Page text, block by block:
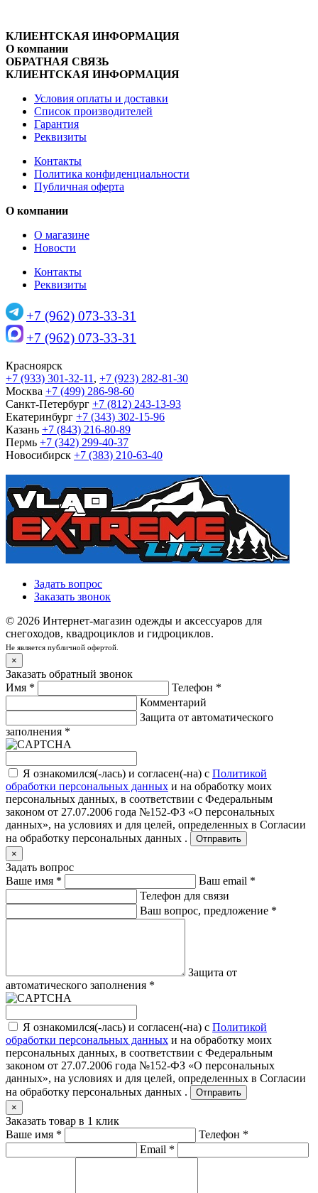
КЛИЕНТСКАЯ ИНФОРМАЦИЯ
О компании
ОБРАТНАЯ СВЯЗЬ
КЛИЕНТСКАЯ ИНФОРМАЦИЯ
Условия оплаты и доставки
Список производителей
Гарантия
Реквизиты
Контакты
Политика конфиденциальности
Публичная оферта
О компании
О магазине
Новости
Контакты
Реквизиты
+7 (962) 073-33-31
+7 (962) 073-33-31
Красноярск
+7 (933) 301-32-11 , +7 (923) 282-81-30
Москва +7 (499) 286-98-60
Санкт-Петербург +7 (812) 243-13-93
Екатеринбург +7 (343) 302-15-96
Казань +7 (843) 216-80-89
Пермь +7 (342) 299-40-37
Новосибирск +7 (383) 210-63-40
Задать вопрос
Заказать звонок
© 2026 Интернет-магазин одежды и аксессуаров для
снегоходов, квадроциклов и гидроциклов.
Не является публичной офертой.
×
Заказать обратный звонок
Имя * Телефон *
Комментарий
Защита от автоматического
заполнения *
Я ознакомился(-лась) и согласен(-на) с Политикой
обработки персональных данных и на обработку моих
персональных данных, в соответствии с Федеральным
законом от 27.07.2006 года №152-ФЗ «О персональных
данных», на условиях и для целей, определенных в Согласии
на обработку персональных данных .
Отправить
×
Задать вопрос
Ваше имя * Ваш email *
Телефон для связи
Ваш вопрос, предложение *
Защита от
автоматического заполнения *
Я ознакомился(-лась) и согласен(-на) с Политикой
обработки персональных данных и на обработку моих
персональных данных, в соответствии с Федеральным
законом от 27.07.2006 года №152-ФЗ «О персональных
данных», на условиях и для целей, определенных в Согласии
на обработку персональных данных .
Отправить
×
Заказать товар в 1 клик
Ваше имя * Телефон *
Email *